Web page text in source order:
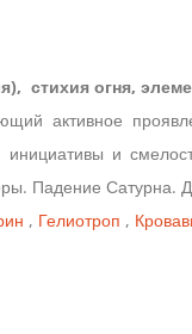
стихия огня,
активное
и
Падение Сатурна.
, Гелиотроп ,